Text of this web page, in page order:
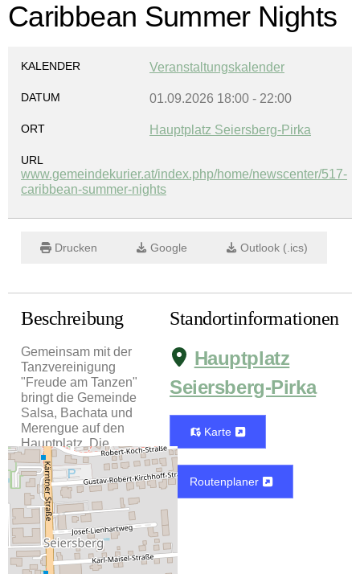
Caribbean Summer Nights
KALENDER Veranstaltungskalender
DATUM 01.09.2026 18:00 - 22:00
ORT Hauptplatz Seiersberg-Pirka
URL
www.gemeindekurier.at/index.php/home/newscenter/517-
caribbean-summer-nights
Drucken Google Outlook (.ics)
Beschreibung
Gemeinsam mit der
Tanzvereinigung
"Freude am Tanzen"
bringt die Gemeinde
Salsa, Bachata und
Merengue auf den
Hauptplatz. Die
Tänze werden erklärt
und gemeinsam
geübt. Für
Unterhaltung sorgt
ein DJ, für die
kulinarische
Bewirtung der
Saborsito-Foodtruck.
Standortinformationen
Hauptplatz
Seiersberg-Pirka
Karte
Routenplaner